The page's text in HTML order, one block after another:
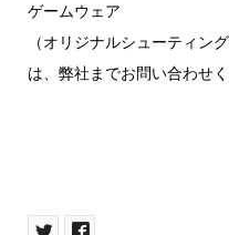
ゲームウェア
（オリジナルシューティン
は、弊社までお問い合わせく